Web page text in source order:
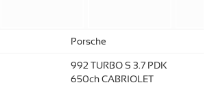
Porsche
992 TURBO S 3.7 PDK
650ch CABRIOLET